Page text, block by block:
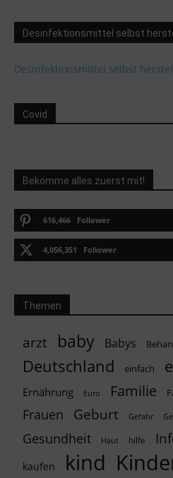
Desinfektionsmittel selbst
Desinfektionsmittel selbst
Covid
Bekomme alles zuerst mit!
616,466 Follower
4,056,351 Follower
Themen
arzt baby Babys
Deutschland einfach
Ernährung Euro Familie
Frauen Geburt Gefahr
Gesundheit
Haut hilfe
kaufen kind